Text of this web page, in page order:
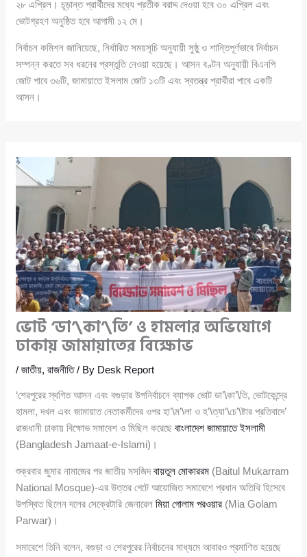
২৮ এপ্রিল। চূড়ান্ত প্রার্থীদের মধ্যে প্রতীক বরাদ্দ দেওয়া হবে ৩০ এপ্রিল এবং
ভোটগ্রহণ অনুষ্ঠিত হবে আগামী ১২ মে।
নির্বাচন কমিশন জানিয়েছে, নির্ধারিত সময়সূচি অনুযায়ী সুষ্ঠু ও শান্তিপূর্ণভাবে নির্বাচন
সম্পন্ন করতে সব ধরনের প্রস্তুতি নেওয়া হয়েছে। আসন বণ্টন অনুযায়ী বিএনপি
জোট পাবে ৩৬টি, জামায়াতে ইসলাম জোট ১৩টি এবং স্বতন্ত্র প্রার্থীরা পাবে একটি
আসন।
ভোট ‘ডা’\কা’\তি’ ও হামলার অভিযোগে
ঢাকায় জামায়াতের বিক্ষোভ
/জাতীয়,রাজনীতি/ By Desk Report
‘শেরপুরের স্থগিত আসন এবং বগুড়ার উপনির্বাচনে ব্যাপক ভোট ডা’\কা’\তি, ভোটকেন্দ্রে
হামলা, দখল এবং জামায়াত নেতাকর্মীদের ওপর হা’\ম’\লা ও হ’\ত্যা’\চে’\ষ্টার প্রতিবাদে’
রাজধানী ঢাকায় বিক্ষোভ সমাবেশ ও মিছিল করেছেবাংলাদেশ জামায়াতে ইসলামী
(Bangladesh Jamaat-e-Islami)।
শুক্রবার জুমার নামাজের পর জাতীয় মসজিদবায়তুল মোকাররম (Baitul Mukarram
National Mosque)-এর উত্তর গেটে আয়োজিত সমাবেশে প্রধান অতিথি হিসেবে
উপস্থিত ছিলেন দলের সেক্রেটারি জেনারেলমিয়া গোলাম পরওয়ার (Mia Golam
Parwar)।
সমাবেশে তিনি বলেন, বগুড়া ও শেরপুরের নির্বাচনের মাধ্যমে আবারও প্রমাণিত হয়েছে